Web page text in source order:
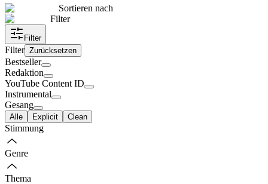
Sortieren nach
Filter
Filter
Filter Zurücksetzen
Bestseller
Redaktion
YouTube Content ID
Instrumental
Gesang
Alle Explicit Clean
Stimmung
Genre
Thema